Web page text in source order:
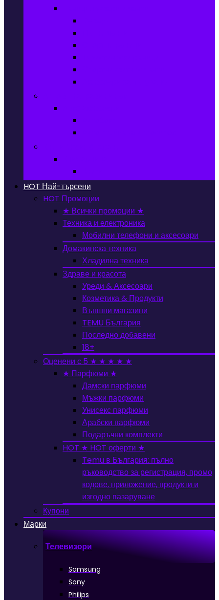
HOT Най-търсени
HOT Промоции
★ Всички промоции ★
Техника и електроника
Мобилни телефони и аксесоари
Домакинска техника
Хладилна техника
Здраве и красота
Уреди & Аксесоари
Козметика & Продукти
Външни магазини
TEMU България
Последно добавени
18+
Оценени с 5 ★ ★ ★ ★ ★
★ Парфюми ★
Дамски парфюми
Мъжки парфюми
Унисекс парфюми
Арабски парфюми
Подаръчни комплекти
HOT ★ HOT оферти ★
Temu в България: пълно
ръководство за регистрация, промо
кодове, приложение, продукти и
изгодно пазаруване
Купони
Марки
Телевизори
Samsung
Sony
Philips